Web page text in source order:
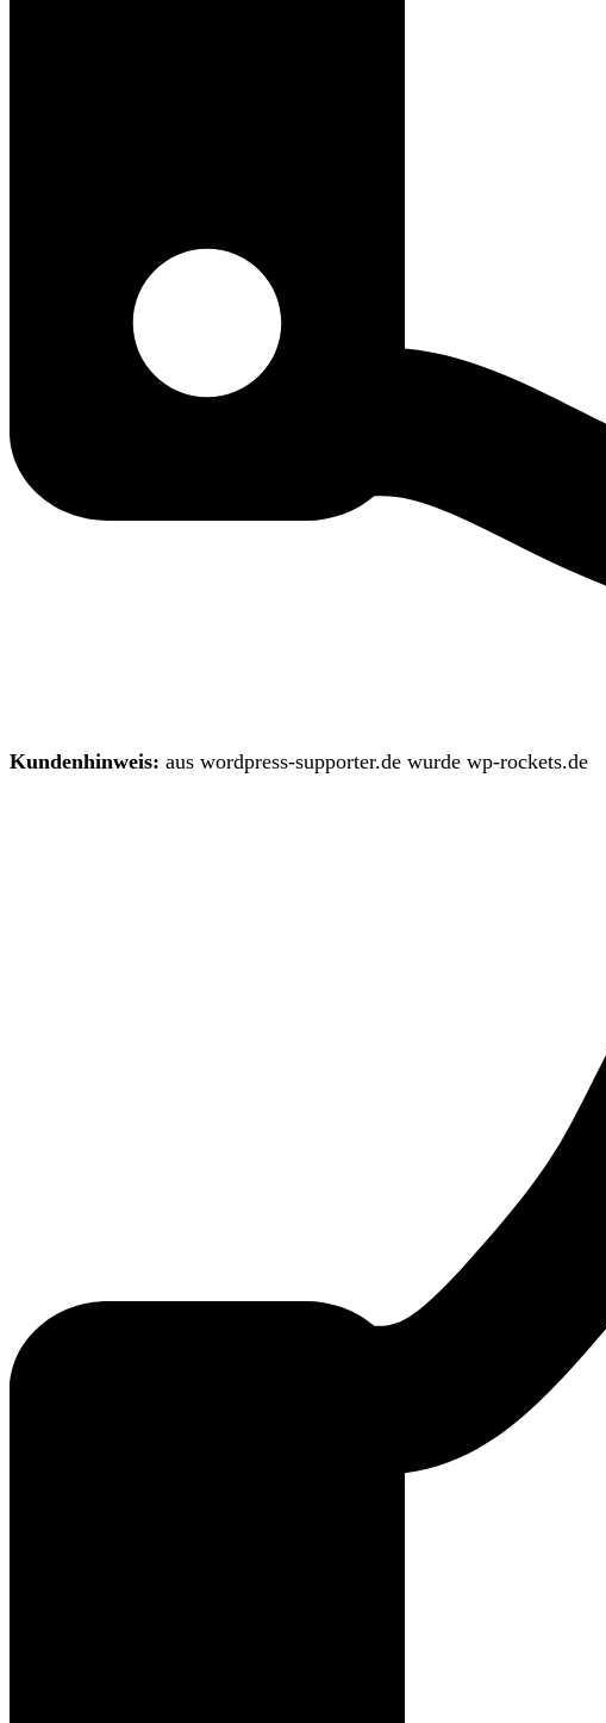
Kundenhinweis: aus wordpress-supporter.de wurde wp-rockets.de